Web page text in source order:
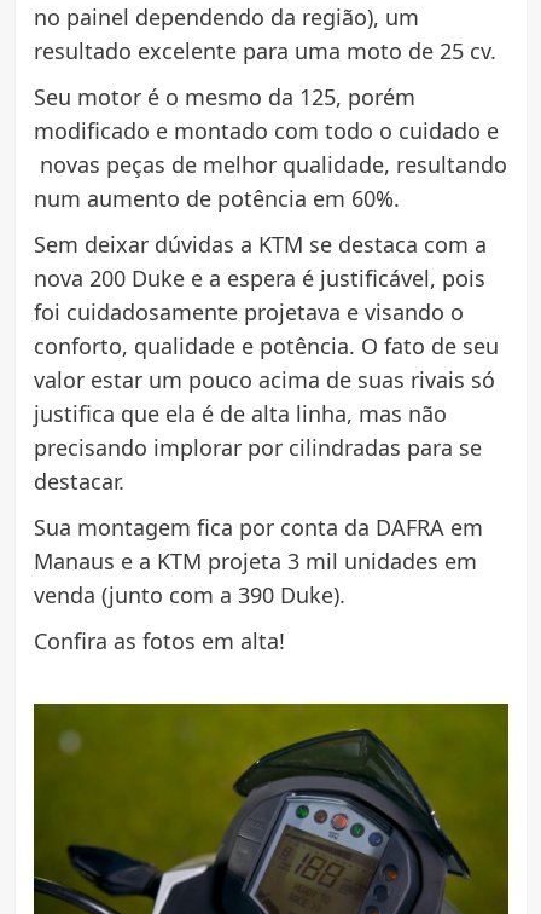
no painel dependendo da região), um
resultado excelente para uma moto de 25 cv.
Seu motor é o mesmo da 125, porém
modificado e montado com todo o cuidado e
novas peças de melhor qualidade, resultando
num aumento de potência em 60%.
Sem deixar dúvidas a KTM se destaca com a
nova 200 Duke e a espera é justificável, pois
foi cuidadosamente projetava e visando o
conforto, qualidade e potência. O fato de seu
valor estar um pouco acima de suas rivais só
justifica que ela é de alta linha, mas não
precisando implorar por cilindradas para se
destacar.
Sua montagem fica por conta da DAFRA em
Manaus e a KTM projeta 3 mil unidades em
venda (junto com a 390 Duke).
Confira as fotos em alta!